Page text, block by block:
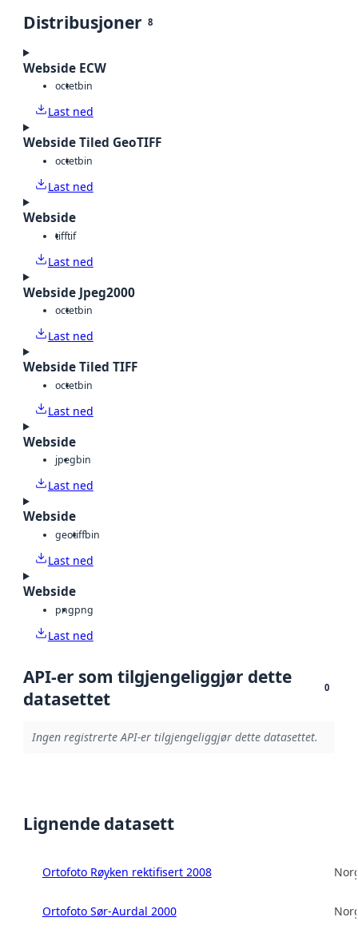
Distribusjoner 8
Webside ECW
octetbin
Last ned
Webside Tiled GeoTIFF
octetbin
Last ned
Webside
tifftif
Last ned
Webside Jpeg2000
octetbin
Last ned
Webside Tiled TIFF
octetbin
Last ned
Webside
jpegbin
Last ned
Webside
geotiffbin
Last ned
Webside
pngpng
Last ned
API-er som tilgjengeliggjør dette
datasettet
0
Ingen registrerte API-er tilgjengeliggjør dette datasettet.
Lignende datasett
Ortofoto Røyken rektifisert 2008
Ortofoto Sør-Aurdal 2000